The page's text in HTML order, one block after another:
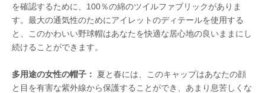
を確認するために、100％の綿のツイルファブリックがありま
す。最大の通気性のためにアイレットのディテールを使用する
と、このかわいい野球帽はあなたを快適な居心地の良いままにし
続けることができます。
多用途の女性の帽子：
夏と春には、このキャップはあなたの顔
と目を有害な紫外線から保護することができ、あまり息苦しくな